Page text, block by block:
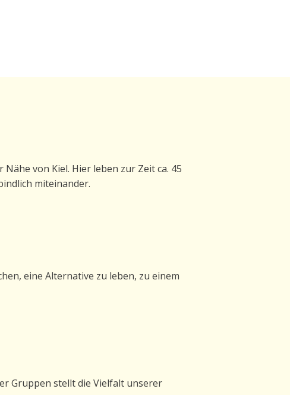
von Kiel. Hier leben zur Zeit ca. 45
miteinander.
eine Alternative zu leben, zu einem
Gruppen stellt die Vielfalt unserer